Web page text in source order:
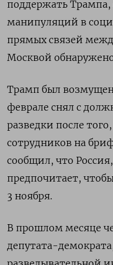
поддержать Трампа,
манипуляций в
прямых связей
Москвой
Трамп был
феврале снял с
разведки после
сотрудников на
сообщил, что
предпочитает,
3 ноября.
В прошлом месяце
депутата-